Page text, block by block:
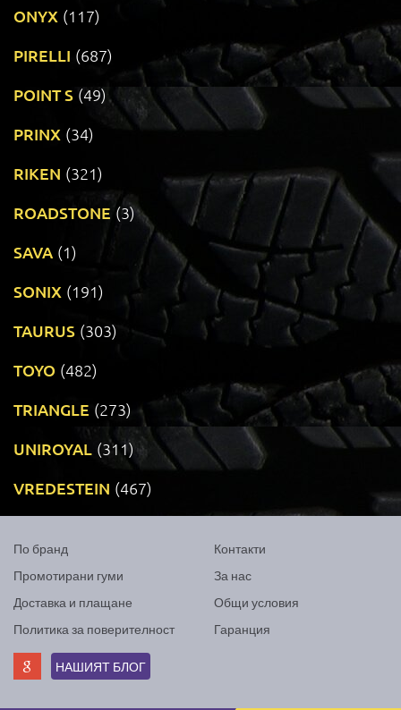
ONYX (117)
PIRELLI (687)
POINT S (49)
PRINX (34)
RIKEN (321)
ROADSTONE (3)
SAVA (1)
SONIX (191)
TAURUS (303)
TOYO (482)
TRIANGLE (273)
UNIROYAL (311)
VREDESTEIN (467)
По бранд
Промотирани гуми
Доставка и плащане
Политика за поверителност
Контакти
За нас
Общи условия
Гаранция
НАШИЯТ БЛОГ